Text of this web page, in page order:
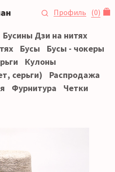
Профиль (0)
Бусины Дзи на нитях
Бусы
Бусы - чокеры
Кулоны
серьги)
Распродажа
Фурнитура Четки